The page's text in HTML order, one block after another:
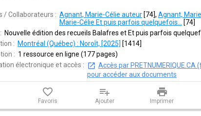
/ Collaborateurs : Agnant, Marie-Célie auteur [74], Agnant,
Marie-Célie Et puis parfois quelquefois...
[74]
Nouvelle édition des recueils Balafres et Et puis parfois
: Montréal (Québec) : Noroît, [2025] [1414]
: 1 ressource en ligne (177 pages)
électronique et accès :
Accès par PRETNUMERIQUE.CA
pour accéder aux documents
favorite_border
Favoris
playlist_add
Ajouter
print
Imprimer